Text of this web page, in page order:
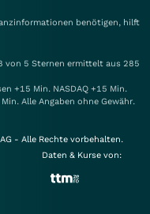
benötigen, hilft
von 5 Sternen ermittelt aus 285
+15 Min. NASDAQ +15 Min.
Alle Angaben ohne Gewähr.
- Alle Rechte vorbehalten.
Daten & Kurse von: